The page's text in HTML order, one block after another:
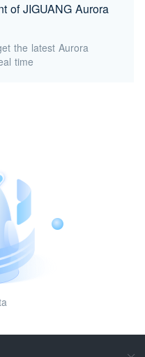
of JIGUANG Aurora
the latest Aurora
time